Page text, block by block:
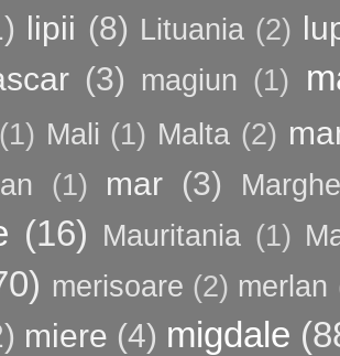
lipii (8) Lituania (2)
(3) magiun (1)
(1) Mali (1) Malta (2)
(1) mar (3)
(16) Mauritania (1)
merisoare (2) merlan
miere (4) migdale